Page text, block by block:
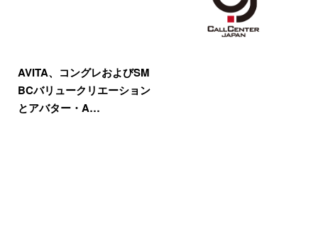
AVITA、コングレおよびSM
BCバリュークリエーション
とアバター・A…